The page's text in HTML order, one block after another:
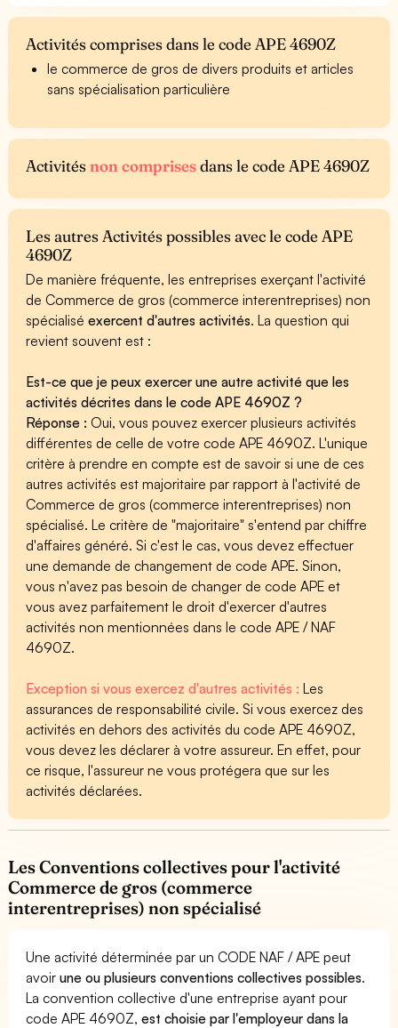
Activités comprises dans le code APE 4690Z
le commerce de gros de divers produits et articles
sans spécialisation particulière
Activitésnon comprisesdans le code APE 4690Z
Les autres Activités possibles avec le code APE
4690Z
De manière fréquente, les entreprises exerçant l'activité
de Commerce de gros (commerce interentreprises) non
spécialiséexercent d'autres activités. La question qui
revient souvent est :
Est-ce que je peux exercer une autre activité que les
activités décrites dans le code APE 4690Z ?
Réponse :Oui, vous pouvez exercer plusieurs activités
différentes de celle de votre code APE 4690Z. L'unique
critère à prendre en compte est de savoir si une de ces
autres activités est majoritaire par rapport à l'activité de
Commerce de gros (commerce interentreprises) non
spécialisé. Le critère de "majoritaire" s'entend par chiffre
d'affaires généré. Si c'est le cas, vous devez effectuer
une demande de changement de code APE. Sinon,
vous n'avez pas besoin de changer de code APE et
vous avez parfaitement le droit d'exercer d'autres
activités non mentionnées dans le code APE / NAF
4690Z.
Exception si vous exercez d'autres activités :Les
assurances de responsabilité civile. Si vous exercez des
activités en dehors des activités du code APE 4690Z,
vous devez les déclarer à votre assureur. En effet, pour
ce risque, l'assureur ne vous protégera que sur les
activités déclarées.
Les Conventions collectives pour l'activité
Commerce de gros (commerce
interentreprises) non spécialisé
Une activité déterminée par un CODE NAF / APE peut
avoirune ou plusieurs conventions collectives possibles.
La convention collective d'une entreprise ayant pour
code APE 4690Z,est choisie par l'employeur dans la